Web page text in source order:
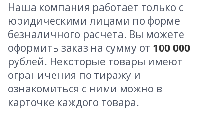
Наша компания работает только с
юридическими лицами по форме
безналичного расчета. Вы можете
оформить заказ на сумму от 100 000
рублей. Некоторые товары имеют
ограничения по тиражу и
ознакомиться с ними можно в
карточке каждого товара.